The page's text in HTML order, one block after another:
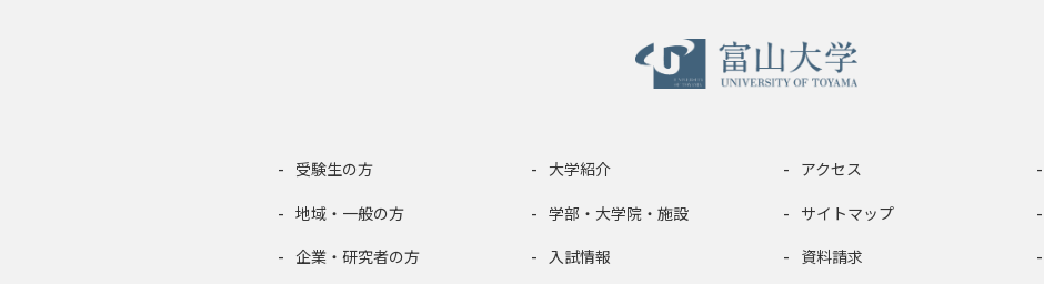
受験生の方
地域・一般の方
企業・研究者の方
大学紹介
学部・大学院・施設
入試情報
アクセス
サイトマップ
資料請求